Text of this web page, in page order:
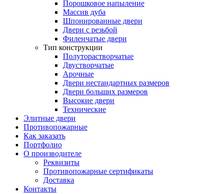
Порошковое напыление
Массив дуба
Шпонированные двери
Двери с резьбой
Филенчатые двери
Тип конструкции
Полуторастворчатые
Двустворчатые
Арочные
Двери нестандартных размеров
Двери больших размеров
Высокие двери
Технические
Элитные двери
Противопожарные
Как заказать
Портфолио
О производителе
Реквизиты
Противопожарные сертификаты
Доставка
Контакты